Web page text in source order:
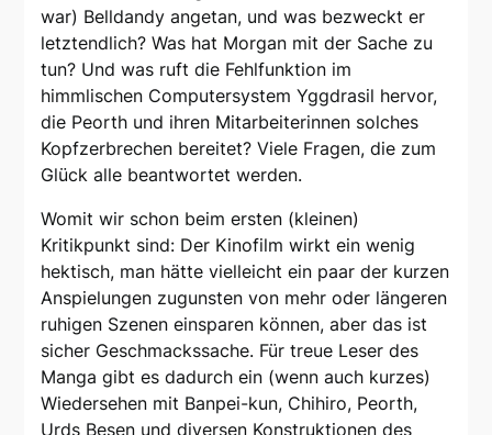
war) Belldandy angetan, und was bezweckt er
letztendlich? Was hat Morgan mit der Sache zu
tun? Und was ruft die Fehlfunktion im
himmlischen Computersystem Yggdrasil hervor,
die Peorth und ihren Mitarbeiterinnen solches
Kopfzerbrechen bereitet? Viele Fragen, die zum
Glück alle beantwortet werden.
Womit wir schon beim ersten (kleinen)
Kritikpunkt sind: Der Kinofilm wirkt ein wenig
hektisch, man hätte vielleicht ein paar der kurzen
Anspielungen zugunsten von mehr oder längeren
ruhigen Szenen einsparen können, aber das ist
sicher Geschmackssache. Für treue Leser des
Manga gibt es dadurch ein (wenn auch kurzes)
Wiedersehen mit Banpei-kun, Chihiro, Peorth,
Urds Besen und diversen Konstruktionen des